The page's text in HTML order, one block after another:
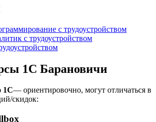
с трудоустройством
с трудоустройством
1С Барановичи
1С— ориентировочно, могут отличаться в
скидок: